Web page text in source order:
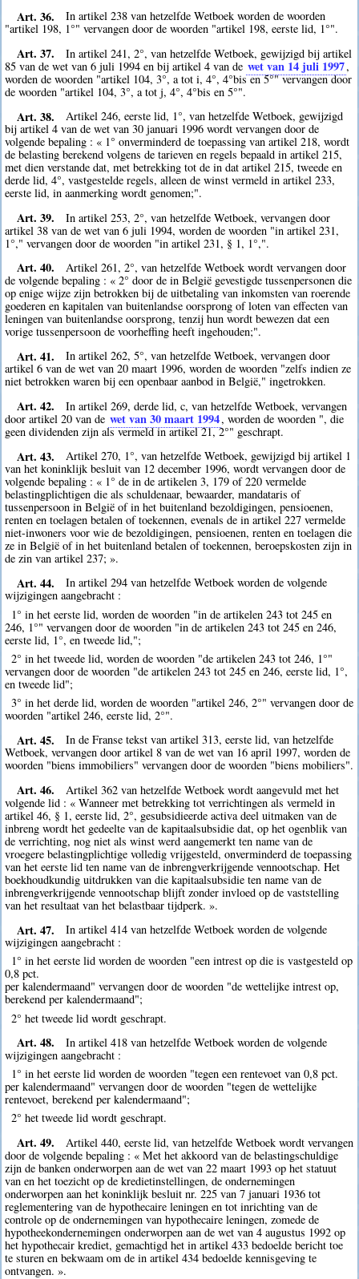
Art. 36.
In artikel 238 van hetzelfde Wetboek worden de woorden
"artikel 198, 1°" vervangen door de woorden "artikel 198, eerste lid, 1°".
Art. 37.
In artikel 241, 2°, van hetzelfde Wetboek, gewijzigd bij artikel
85 van de wet van 6 juli 1994 en bij artikel 4 van de wet van 14 juli 1997,
worden de woorden "artikel 104, 3°, a tot i, 4°, 4°bis en 5°" vervangen door
de woorden "artikel 104, 3°, a tot j, 4°, 4°bis en 5°".
Art. 38.
Artikel 246, eerste lid, 1°, van hetzelfde Wetboek, gewijzigd
bij artikel 4 van de wet van 30 januari 1996 wordt vervangen door de
volgende bepaling : « 1° onverminderd de toepassing van artikel 218, wordt
de belasting berekend volgens de tarieven en regels bepaald in artikel 215,
met dien verstande dat, met betrekking tot de in dat artikel 215, tweede en
derde lid, 4°, vastgestelde regels, alleen de winst vermeld in artikel 233,
eerste lid, in aanmerking wordt genomen;".
Art. 39.
In artikel 253, 2°, van hetzelfde Wetboek, vervangen door
artikel 38 van de wet van 6 juli 1994, worden de woorden "in artikel 231,
1°," vervangen door de woorden "in artikel 231, § 1, 1°,".
Art. 40.
Artikel 261, 2°, van hetzelfde Wetboek wordt vervangen door
de volgende bepaling : « 2° door de in België gevestigde tussenpersonen die
op enige wijze zijn betrokken bij de uitbetaling van inkomsten van roerende
goederen en kapitalen van buitenlandse oorsprong of loten van effecten van
leningen van buitenlandse oorsprong, tenzij hun wordt bewezen dat een
vorige tussenpersoon de voorheffing heeft ingehouden;".
Art. 41.
In artikel 262, 5°, van hetzelfde Wetboek, vervangen door
artikel 6 van de wet van 20 maart 1996, worden de woorden "zelfs indien ze
niet betrokken waren bij een openbaar aanbod in België," ingetrokken.
Art. 42.
In artikel 269, derde lid, c, van hetzelfde Wetboek, vervangen
door artikel 20 van de wet van 30 maart 1994, worden de woorden ", die
geen dividenden zijn als vermeld in artikel 21, 2°" geschrapt.
Art. 43.
Artikel 270, 1°, van hetzelfde Wetboek, gewijzigd bij artikel 1
van het koninklijk besluit van 12 december 1996, wordt vervangen door de
volgende bepaling : « 1° de in de artikelen 3, 179 of 220 vermelde
belastingplichtigen die als schuldenaar, bewaarder, mandataris of
tussenpersoon in België of in het buitenland bezoldigingen, pensioenen,
renten en toelagen betalen of toekennen, evenals de in artikel 227 vermelde
niet-inwoners voor wie de bezoldigingen, pensioenen, renten en toelagen die
ze in België of in het buitenland betalen of toekennen, beroepskosten zijn in
de zin van artikel 237; ».
Art. 44.
In artikel 294 van hetzelfde Wetboek worden de volgende
wijzigingen aangebracht :
1° in het eerste lid, worden de woorden "in de artikelen 243 tot 245 en
246, 1°" vervangen door de woorden "in de artikelen 243 tot 245 en 246,
eerste lid, 1°, en tweede lid,";
2° in het tweede lid, worden de woorden "de artikelen 243 tot 246, 1°"
vervangen door de woorden "de artikelen 243 tot 245 en 246, eerste lid, 1°,
en tweede lid";
3° in het derde lid, worden de woorden "artikel 246, 2°" vervangen door de
woorden "artikel 246, eerste lid, 2°".
Art. 45.
In de Franse tekst van artikel 313, eerste lid, van hetzelfde
Wetboek, vervangen door artikel 8 van de wet van 16 april 1997, worden de
woorden "biens immobiliers" vervangen door de woorden "biens mobiliers".
Art. 46.
Artikel 362 van hetzelfde Wetboek wordt aangevuld met het
volgende lid : « Wanneer met betrekking tot verrichtingen als vermeld in
artikel 46, § 1, eerste lid, 2°, gesubsidieerde activa deel uitmaken van de
inbreng wordt het gedeelte van de kapitaalsubsidie dat, op het ogenblik van
de verrichting, nog niet als winst werd aangemerkt ten name van de
vroegere belastingplichtige volledig vrijgesteld, onverminderd de toepassing
van het eerste lid ten name van de inbrengverkrijgende vennootschap. Het
boekhoudkundig uitdrukken van die kapitaalsubsidie ten name van de
inbrengverkrijgende vennootschap blijft zonder invloed op de vaststelling
van het resultaat van het belastbaar tijdperk. ».
Art. 47.
In artikel 414 van hetzelfde Wetboek worden de volgende
wijzigingen aangebracht :
1° in het eerste lid worden de woorden "een intrest op die is vastgesteld op
0,8 pct.
per kalendermaand" vervangen door de woorden "de wettelijke intrest op,
berekend per kalendermaand";
2° het tweede lid wordt geschrapt.
Art. 48.
In artikel 418 van hetzelfde Wetboek worden de volgende
wijzigingen aangebracht :
1° in het eerste lid worden de woorden "tegen een rentevoet van 0,8 pct.
per kalendermaand" vervangen door de woorden "tegen de wettelijke
rentevoet, berekend per kalendermaand";
2° het tweede lid wordt geschrapt.
Art. 49.
Artikel 440, eerste lid, van hetzelfde Wetboek wordt vervangen
door de volgende bepaling : « Met het akkoord van de belastingschuldige
zijn de banken onderworpen aan de wet van 22 maart 1993 op het statuut
van en het toezicht op de kredietinstellingen, de ondernemingen
onderworpen aan het koninklijk besluit nr. 225 van 7 januari 1936 tot
reglementering van de hypothecaire leningen en tot inrichting van de
controle op de ondernemingen van hypothecaire leningen, zomede de
hypotheekondernemingen onderworpen aan de wet van 4 augustus 1992 op
het hypothecair krediet, gemachtigd het in artikel 433 bedoelde bericht toe
te sturen en bekwaam om de in artikel 434 bedoelde kennisgeving te
ontvangen. ».